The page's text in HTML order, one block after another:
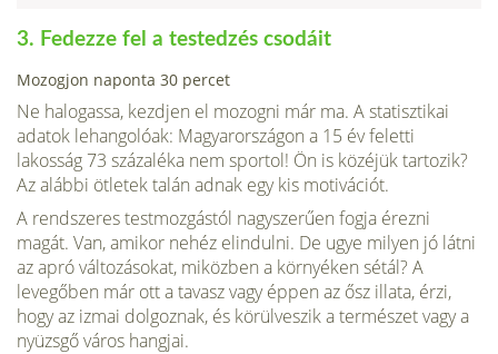
3. Fedezze fel a testedzés csodáit
Mozogjon naponta 30 percet
Ne halogassa, kezdjen el mozogni már ma. A statisztikai
adatok lehangolóak: Ma­gyarországon a 15 év feletti
lakosság 73 százaléka nem sportol! Ön is közéjük tar­tozik?
Az alábbi ötletek talán adnak egy kis motivációt.
A rendszeres testmozgástól nagyszerűen fogja érezni
magát. Van, amikor nehéz elindulni. De ugye milyen jó látni
az apró változásokat, mi­közben a környéken sétál? A
levegőben már ott a tavasz vagy éppen az ősz illata, érzi,
hogy az izmai dolgoznak, és körülveszik a természet vagy a
nyüzsgő város hangjai.